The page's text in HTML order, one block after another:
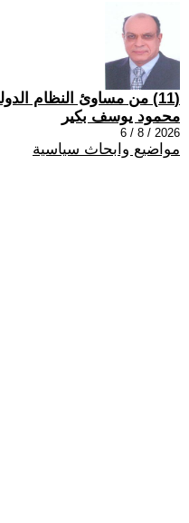
(11) من مساوئ النظام الدولي الجديد٢
محمود يوسف بكير
2026 / 8 / 6
مواضيع وابحاث سياسية